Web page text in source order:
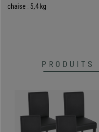
chaise : 5,4 kg
PRODUITS